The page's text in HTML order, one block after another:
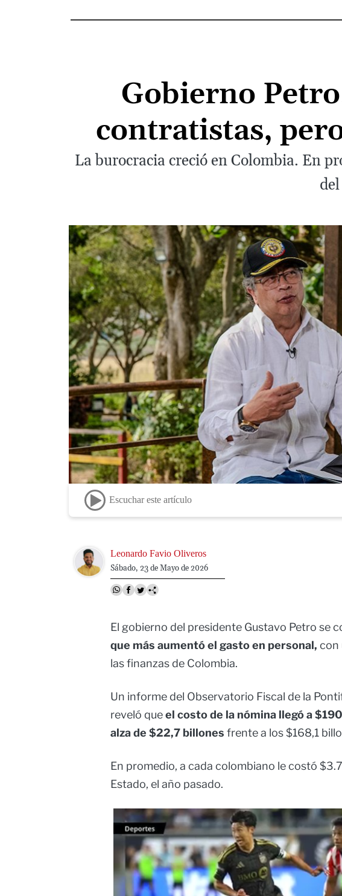
Gobierno
contratistas,
La burocracia creció en Colombia. En
Escuchar este artículo
Image Leonardo Favio Oliveros
Sábado, 23 de Mayo de 2026
El gobierno del presidente Gustavo Petro se
que más aumentó el gasto en personal, con
las finanzas de Colombia.
Un informe del Observatorio Fiscal de la
reveló queel costo de la nómina llegó a
alza de $22,7 billones frente a los $168,1
En promedio, a cada colombiano le costó
Estado, el año pasado.